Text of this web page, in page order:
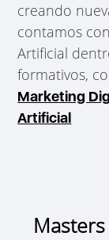
creando
contamos
Artificial
formativos,
Marketing
Artificial